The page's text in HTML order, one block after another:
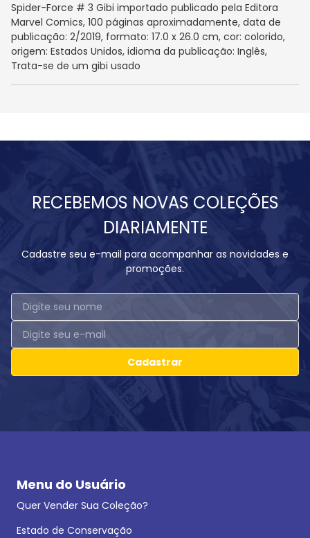
Spider-Force # 3 Gibi importado publicado pela Editora
Marvel Comics, 100 páginas aproximadamente, data de
publicação: 2/2019, formato: 17.0 x 26.0 cm, cor: colorido,
origem: Estados Unidos, idioma da publicação: Inglês,
Trata-se de um gibi usado
RECEBEMOS NOVAS COLEÇÕES
DIARIAMENTE
Cadastre seu e-mail para acompanhar as novidades e
promoções.
Cadastrar
Menu do Usuário
Quer Vender Sua Coleção?
Estado de Conservação